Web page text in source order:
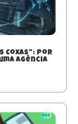
Coxas”: Por
agência